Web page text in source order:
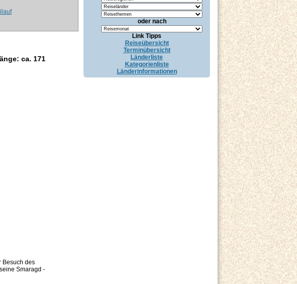
ca. 171
Besuch des
Smaragd -
oder nach
Link Tipps
Reiseübersicht
Terminübersicht
Länderliste
Kategorienliste
Länderinformationen